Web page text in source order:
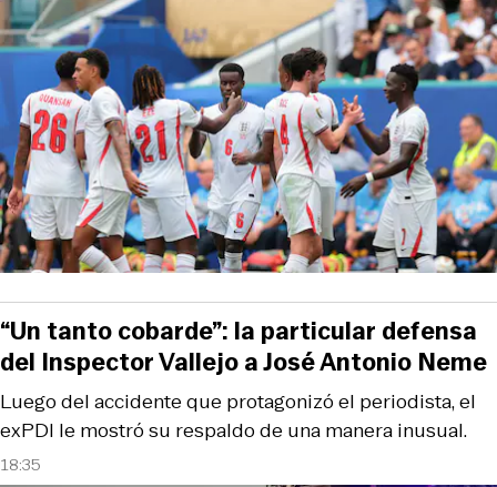
18:35
Luego del accidente que protagonizó el periodista, el
exPDI le mostró su respaldo de una manera inusual.
“Un tanto cobarde”: la particular defensa
del Inspector Vallejo a José Antonio Neme